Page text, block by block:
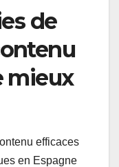
de
mieux
efficaces
en Espagne